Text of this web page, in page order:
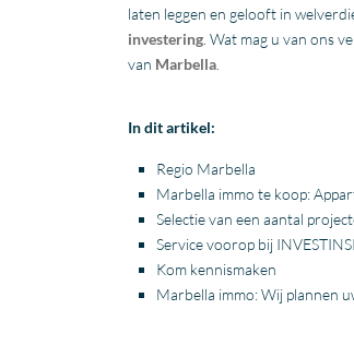
laten leggen en gelooft in
investering . Wat mag u van ons
van Marbella
In dit artikel:
Regio Marbella
Marbella immo te koop:
Selectie van een aantal
Service voorop bij
Kom kennismaken
Marbella immo: Wij plannen